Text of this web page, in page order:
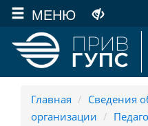
МЕНЮ
Главная / Сведения
организации /